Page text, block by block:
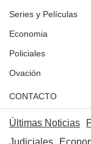
Series y Películas
Economia
Policiales
Ovación
CONTACTO
Últimas Noticias
Judiciales